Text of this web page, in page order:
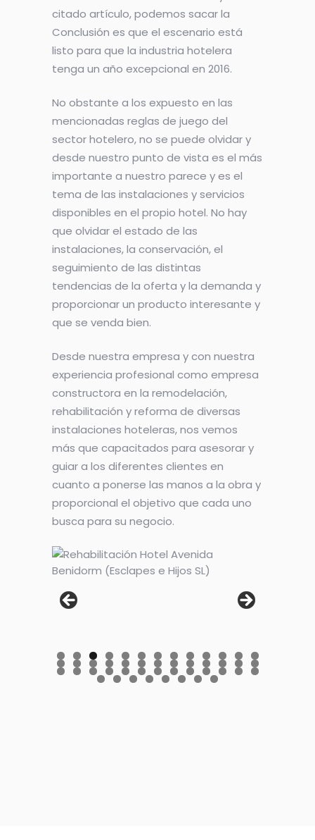
citado artículo, podemos sacar la
Conclusión es que el escenario está
listo para que la industria hotelera
tenga un año excepcional en 2016.
No obstante a los expuesto en las
mencionadas reglas de juego del
sector hotelero, no se puede olvidar y
desde nuestro punto de vista es el más
importante a nuestro parece y es el
tema de las instalaciones y servicios
disponibles en el propio hotel. No hay
que olvidar el estado de las
instalaciones, la conservación, el
seguimiento de las distintas
tendencias de la oferta y la demanda y
proporcionar un producto interesante y
que se venda bien.
Desde nuestra empresa y con nuestra
experiencia profesional como empresa
constructora en la remodelación,
rehabilitación y reforma de diversas
instalaciones hoteleras, nos vemos
más que capacitados para asesorar y
guiar a los diferentes clientes en
cuanto a ponerse las manos a la obra y
proporcional el objetivo que cada uno
busca para su negocio.